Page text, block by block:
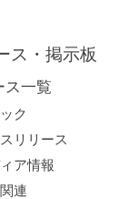
ス・掲示板
ス一覧
ク
リリース
ア情報
連